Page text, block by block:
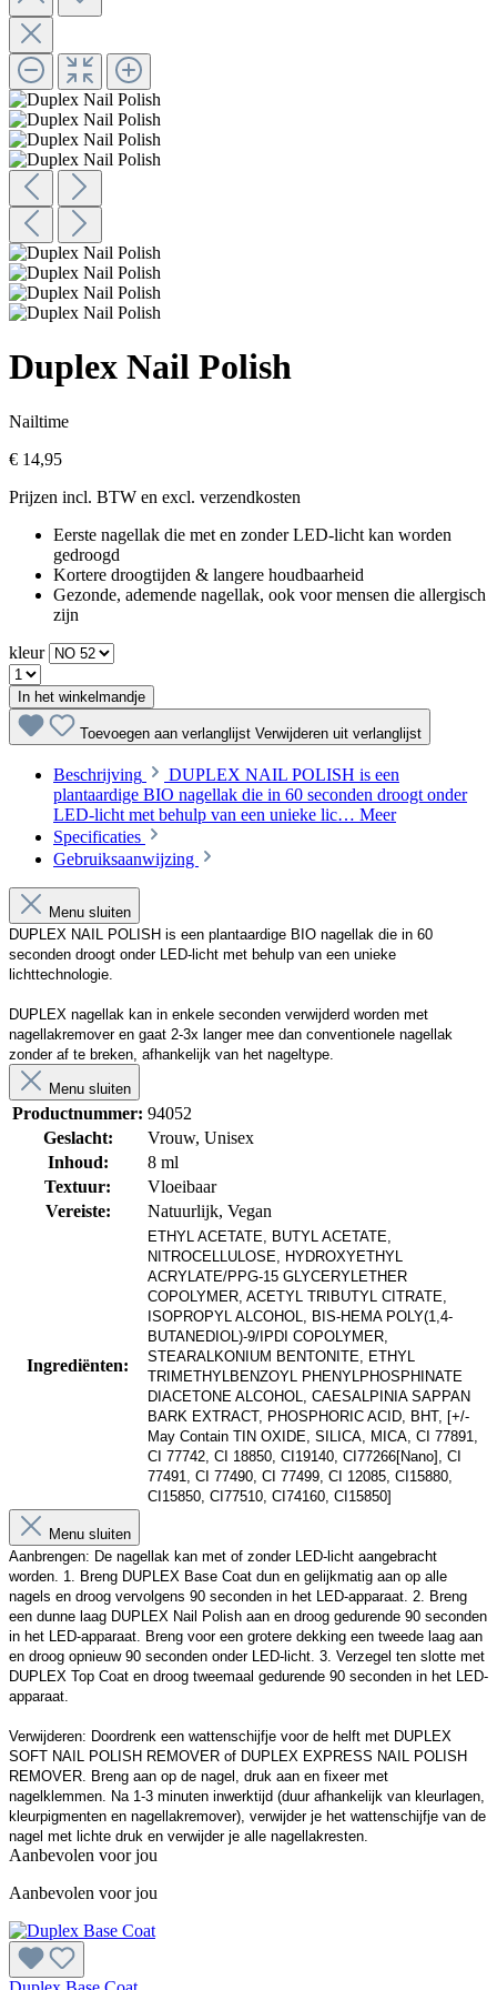
Duplex Nail Polish
Nailtime
€ 14,95
Prijzen incl. BTW en excl. verzendkosten
Eerste nagellak die met en zonder LED-licht kan worden
gedroogd
Kortere droogtijden & langere houdbaarheid
Gezonde, ademende nagellak, ook voor mensen die allergisch
zijn
kleur
In het winkelmandje
Toevoegen aan verlanglijst Verwijderen uit verlanglijst
Beschrijving
DUPLEX NAIL POLISH is een
plantaardige BIO nagellak die in 60 seconden droogt onder
LED-licht met behulp van een unieke lic… Meer
Specificaties
Gebruiksaanwijzing
Menu sluiten
DUPLEX NAIL POLISH is een plantaardige BIO nagellak die in 60
seconden droogt onder LED-licht met behulp van een unieke
lichttechnologie.
DUPLEX nagellak kan in enkele seconden verwijderd worden met
nagellakremover en gaat 2-3x langer mee dan conventionele nagellak
zonder af te breken, afhankelijk van het nageltype.
Menu sluiten
Productnummer: 94052
Geslacht:
Vrouw, Unisex
Inhoud:
8 ml
Textuur:
Vloeibaar
Vereiste:
Natuurlijk, Vegan
Ingrediënten:
ETHYL ACETATE, BUTYL ACETATE,
NITROCELLULOSE, HYDROXYETHYL
ACRYLATE/PPG-15 GLYCERYLETHER
COPOLYMER, ACETYL TRIBUTYL CITRATE,
ISOPROPYL ALCOHOL, BIS-HEMA POLY(1,4-
BUTANEDIOL)-9/IPDI COPOLYMER,
STEARALKONIUM BENTONITE, ETHYL
TRIMETHYLBENZOYL PHENYLPHOSPHINATE
DIACETONE ALCOHOL, CAESALPINIA SAPPAN
BARK EXTRACT, PHOSPHORIC ACID, BHT, [+/-
May Contain TIN OXIDE, SILICA, MICA, CI 77891,
CI 77742, CI 18850, CI19140, CI77266[Nano], CI
77491, CI 77490, CI 77499, CI 12085, CI15880,
CI15850, CI77510, CI74160, CI15850]
Menu sluiten
Aanbrengen: De nagellak kan met of zonder LED-licht aangebracht
worden. 1. Breng DUPLEX Base Coat dun en gelijkmatig aan op alle
nagels en droog vervolgens 90 seconden in het LED-apparaat. 2. Breng
een dunne laag DUPLEX Nail Polish aan en droog gedurende 90 seconden
in het LED-apparaat. Breng voor een grotere dekking een tweede laag aan
en droog opnieuw 90 seconden onder LED-licht. 3. Verzegel ten slotte met
DUPLEX Top Coat en droog tweemaal gedurende 90 seconden in het LED-
apparaat.
Verwijderen: Doordrenk een wattenschijfje voor de helft met DUPLEX
SOFT NAIL POLISH REMOVER of DUPLEX EXPRESS NAIL POLISH
REMOVER. Breng aan op de nagel, druk aan en fixeer met
nagelklemmen. Na 1-3 minuten inwerktijd (duur afhankelijk van kleurlagen,
kleurpigmenten en nagellakremover), verwijder je het wattenschijfje van de
nagel met lichte druk en verwijder je alle nagellakresten.
Aanbevolen voor jou
Aanbevolen voor jou